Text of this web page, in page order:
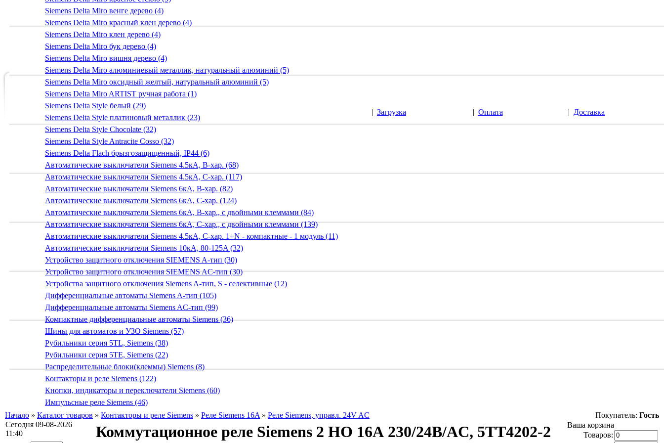
Siemens Delta Miro венге дерево (4)
Siemens Delta Miro красный клен дерево (4)
Siemens Delta Miro клен дерево (4)
Siemens Delta Miro бук дерево (4)
Siemens Delta Miro вишня дерево (4)
Siemens Delta Miro алюминиевый металлик, натуральный алюминий (5)
Siemens Delta Miro оксидный желтый, натуральный алюминий (5)
Siemens Delta Miro ARTIST ручная работа (1)
Siemens Delta Style белый (29)
Siemens Delta Style платиновый металлик (23)
Siemens Delta Style Chocolate (32)
Siemens Delta Style Antracite Cosso (32)
Siemens Delta Flach брызгозащищенный, IP44 (6)
Автоматические выключатели Siemens 4.5кА, B-хар. (68)
Автоматические выключатели Siemens 4.5кА, C-хар. (117)
Автоматические выключатели Siemens 6кА, B-хар. (82)
Автоматические выключатели Siemens 6кА, С-хар. (124)
Автоматические выключатели Siemens 6кА, B-хар., с двойными клеммами (84)
Автоматические выключатели Siemens 6кА, C-хар., с двойными клеммами (139)
Автоматические выключатели Siemens 4.5кА, C-хар. 1+N - компактные - 1 модуль (11)
Автоматические выключатели Siemens 10кА, 80-125A (32)
Устройство защитного отключения SIEMENS A-тип (30)
Устройство защитного отключения SIEMENS AС-тип (30)
Устройства защитного отключения Siemens A-тип, S - селективные (12)
Дифференциальные автоматы Siemens A-тип (105)
Дифференциальные автоматы Siemens AС-тип (99)
Компактные дифференциальные автоматы Siemens (36)
Шины для автоматов и УЗО Siemens (57)
Рубильники серия 5TL, Siemens (38)
Рубильники серия 5TE, Siemens (22)
Распределительные блоки(клеммы) Siemens (8)
Контакторы и реле Siemens (122)
Кнопки, индикаторы и переключатели Siemens (60)
Импульсные реле Siemens (46)
| Загрузка | Оплата | Доставка
Начало » Каталог товаров » Контакторы и реле Siemens » Реле Siemens 16A » Реле Siemens, управл. 24V AC Покупатель: Гость
Сегодня 09-08-2026
11:40
Коммутационное реле Siemens 2 НО 16А 230/24В/AC, 5TT4202-2
Ваша корзина
Товаров: